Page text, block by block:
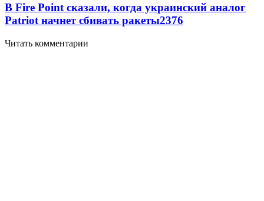
В Fire Point сказали, когда украинский аналог
Patriot начнет сбивать ракеты2376
Читать комментарии